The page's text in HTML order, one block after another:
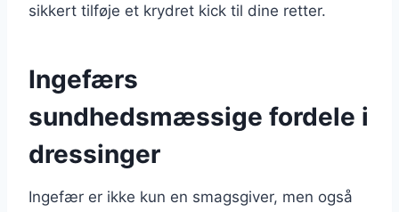
sikkert tilføje et krydret kick til dine retter.
Ingefærs
sundhedsmæssige fordele i
dressinger
Ingefær er ikke kun en smagsgiver, men også